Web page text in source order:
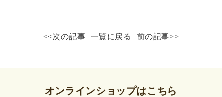
<<次の記事 一覧に戻る 前の記事>>
オンラインショップはこちら